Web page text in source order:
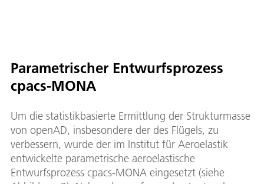
Parametrischer Entwurfsprozess
cpacs-MONA
Um die statistikbasierte Ermittlung der Strukturmasse
von openAD, insbesondere der des Flügels, zu
verbessern, wurde der im Institut für Aeroelastik
entwickelte parametrische aeroelastische
Entwurfsprozess cpacs-MONA eingesetzt (siehe